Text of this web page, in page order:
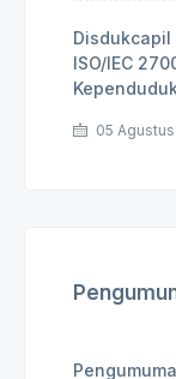
Disdukcapil
ISO/IEC
05